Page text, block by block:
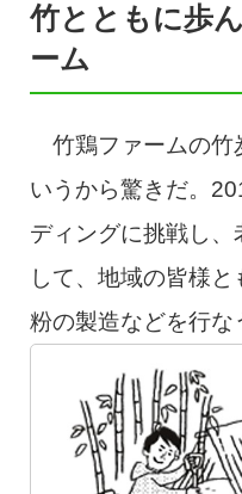
竹とともに歩
ーム
竹鶏ファームの竹
いうから驚きだ。
ディングに挑戦し、
して、地域の皆様
粉の製造などを行な